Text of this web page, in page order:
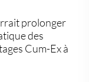
prolonger
des
Cum-Exà